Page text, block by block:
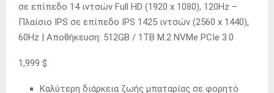
σε επίπεδο 14 ιντσών Full HD (1920 x 1080), 120Hz –
Πλαίσιο IPS σε επίπεδο IPS 1425 ιντσών (2560 x 1440),
60Hz | Αποθήκευση: 512GB / 1TB M.2 NVMe PCIe 3.0
1,999 $
Καλύτερη διάρκεια ζωής μπαταρίας σε φορητό